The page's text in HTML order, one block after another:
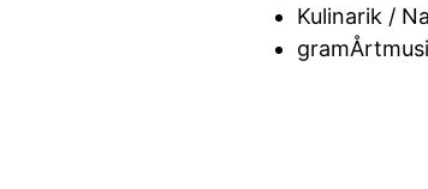
Kulinarik /